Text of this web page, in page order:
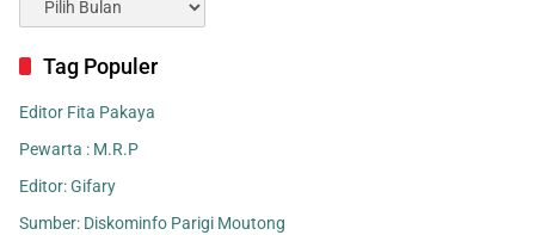
Tag Populer
Editor Fita Pakaya
Pewarta : M.R.P
Editor: Gifary
Sumber: Diskominfo Parigi Moutong